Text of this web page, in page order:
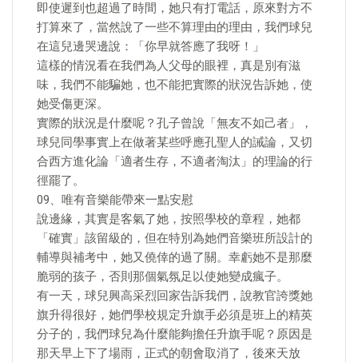
即使遲到也超過了時間，她只有打電話，原來對方不
打算來了，當然說了一些不算理由的理由，我們球兒
在這兒邊哭邊說：「你早就答應了我呀！」
這樣的情況看在我們為人父母的眼裡，真是別有滋
味，我們不能騙她，也不能把實際的狀況告訴她，使
她受傷更深。
實際的狀況是什麼呢？孔子曾說「無友不如己者」，
球兒同學事實上在做著某些呼應孔聖人的誡論，又切
合西方進化論「適者生存，不適者淘汰」的理論的行
徑罷了。
09、唯有音樂能帶來一點安慰
說邊緣，其實是客氣了她，按照學校的章程，她都
「確實」該留級的，但在特別為她們音樂班所設計的
輔導與補考中，她又僥倖的過了關。幸虧她不是那麼
脆弱的孩子，否則那個氣氛足以使她變成瘋子。
有一天，球兒興高采烈回家告訴我們，說教官誇獎她
旗升得很好，她們學校規定升旗手必須是班上的精英
分子的，我們球兒為什麼能夠擔任升旗手呢？原因是
那天早上下了場雨，正式的朝會取消了，後來天放